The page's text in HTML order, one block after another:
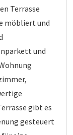
Terrasse
möbliert und
und
gibt es
gesteuert